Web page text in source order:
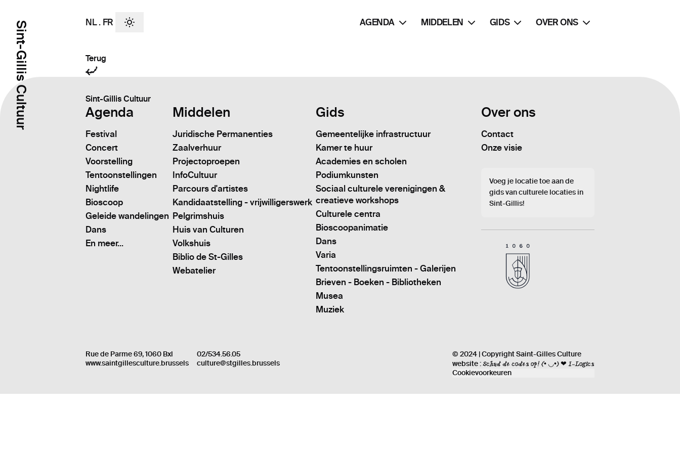
Sint-Gillis Cultuur NL . FR AGENDA MIDDELEN GIDS OVER ONS
Terug
Sint-Gillis Cultuur
Agenda
Festival
Concert
Voorstelling
Tentoonstellingen
Nightlife
Bioscoop
Geleide wandelingen
Dans
En meer...
Middelen
Juridische Permanenties
Zaalverhuur
Projectoproepen
InfoCultuur
Parcours d'artistes
Kandidaatstelling - vrijwilligerswerk
Pelgrimshuis
Huis van Culturen
Volkshuis
Biblio de St-Gilles
Webatelier
Gids
Gemeentelijke infrastructuur
Kamer te huur
Academies en scholen
Podiumkunsten
Sociaal culturele verenigingen &
creatieve workshops
Culturele centra
Bioscoopanimatie
Dans
Varia
Tentoonstellingsruimten - Galerijen
Brieven - Boeken - Bibliotheken
Musea
Muziek
Over ons
Contact
Onze visie
Voeg je locatie toe aan de
gids van culturele locaties in
Sint-Gillis!
Rue de Parme 69, 1060 Bxl
www.saintgillesculture.brussels
02/534.56.05
culture@stgilles.brussels
© 2024 | Copyright Saint-Gilles Culture
website :Schud de codes op! (• ◡•) ❤ I-Logics
Cookievoorkeuren